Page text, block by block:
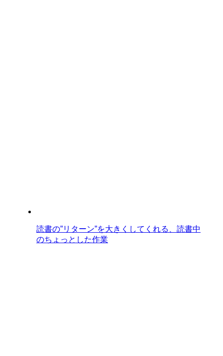
読書の”リターン”を大きくしてくれる、読書中
のちょっとした作業